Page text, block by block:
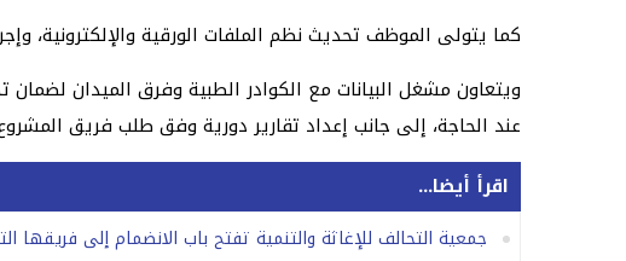
كما يتولى الموظف تحديث نظم الملفات الورقية والإلكترونية،
ويتعاون مشغل البيانات مع الكوادر الطبية وفرق الميدان
عند الحاجة، إلى جانب إعداد تقارير دورية وفق طلب فريق
اقرأ أيضا...
جمعية التحالف للإغاثة والتنمية تفتح باب الانضمام إلى فريقها